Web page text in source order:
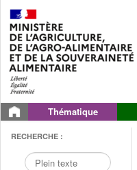
Thématique
RECHERCHE :